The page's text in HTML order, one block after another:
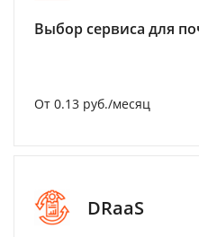
Выбор сервиса для
От 0.13 руб./месяц
DRaaS